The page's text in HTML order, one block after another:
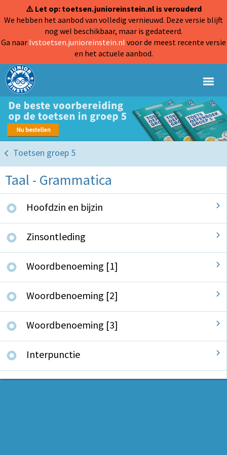
⚠️ Let op: toetsen.junioreinstein.nl is verouderd
We hebben het aanbod van volledig vernieuwd. Deze versie blijft
nog wel beschikbaar, maar is gedateerd.
Ga naar lvstoetsen.junioreinstein.nl voor de meest recente versie
en het actuele aanbod.
Toetsen groep 5
Taal - Grammatica
Hoofdzin en bijzin
Zinsontleding
Woordbenoeming [1]
Woordbenoeming [2]
Woordbenoeming [3]
Interpunctie